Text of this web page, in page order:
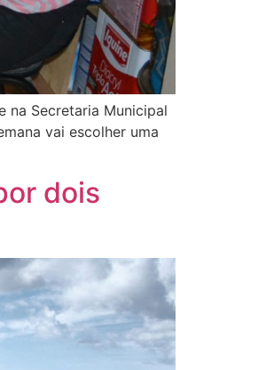
na Secretaria Municipal
vai escolher uma
dois